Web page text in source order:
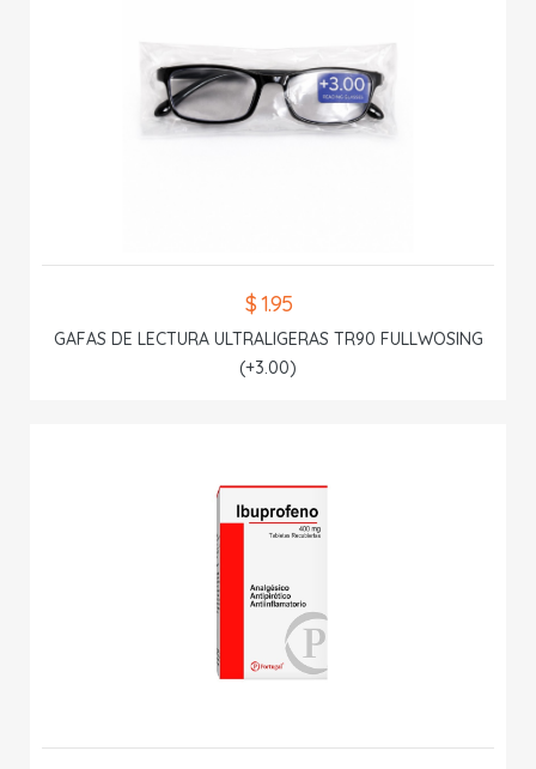
$ 1.95
GAFAS DE LECTURA ULTRALIGERAS TR90 FULLWOSING
(+3.00)